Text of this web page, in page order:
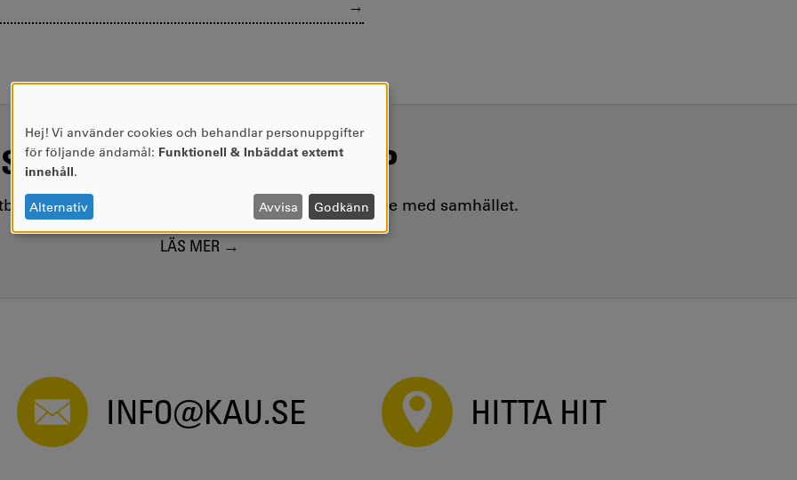
SAMHÄLLSVIKTIG KUNSKAP
kring samhällsviktiga frågor, i nära samarbete med samhället.
LÄS MER
INFO@KAU.SE HITTA HIT
ANVÄNDNING
AV
OCH
COOKIES
Hej! Vi använder cookies och behandlar personuppgifter
för följande ändamål: Funktionell & Inbäddat externt
innehåll.
Alternativ Avvisa Godkänn